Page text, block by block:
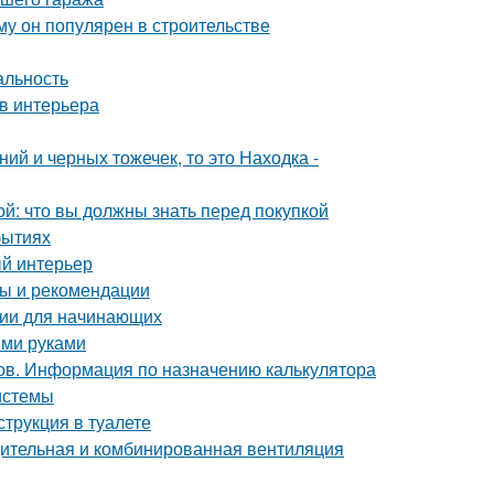
он популярен в строительстве
интерьера
и черных тожечек, то это Находка -
что вы должны знать перед покупкой
интерьер
и рекомендации
для начинающих
руками
Информация по назначению калькулятора
в туалете
и комбинированная вентиляция